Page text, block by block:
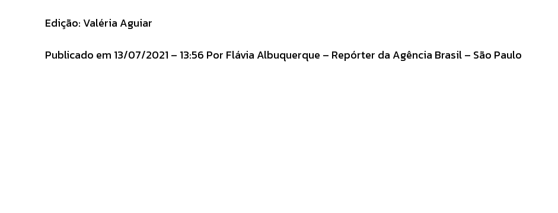
Edição: Valéria Aguiar
Publicado em 13/07/2021 – 13:56 Por Flávia Albuquerque – Repórter da Agência Brasil – São Paulo